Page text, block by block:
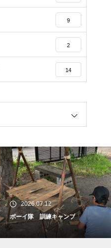
9
2
14
2026.07.12
ボーイ隊 訓練キャンプ